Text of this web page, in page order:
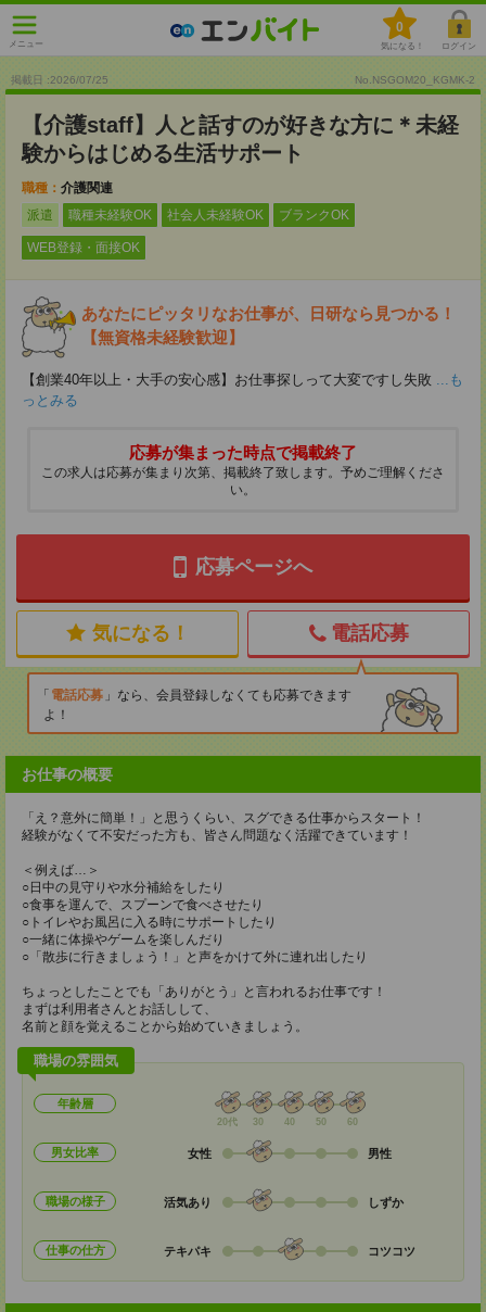
メニュー
0
気になる！ ログイン
掲載日 :2026/07/25 No.NSGOM20_KGMK-2
【介護staff】人と話すのが好きな方に＊未経
験からはじめる生活サポート
職種： 介護関連
派遣
職種未経験OK 社会人未経験OK ブランクOK
WEB登録・面接OK
あなたにピッタリなお仕事が、日研なら見つかる！
【無資格未経験歓迎】
【創業40年以上・大手の安心感】お仕事探しって大変ですし失敗 ...も
っとみる
応募が集まった時点で掲載終了
この求人は応募が集まり次第、掲載終了致します。予めご理解くださ
い。
応募ページへ
気になる！ 電話応募
電話応募
なら、会員登録しなくても応募できます
よ！
お仕事の概要
「え？意外に簡単！」と思うくらい、スグできる仕事からスタート！
経験がなくて不安だった方も、皆さん問題なく活躍できています！
＜例えば…＞
○日中の見守りや水分補給をしたり
○食事を運んで、スプーンで食べさせたり
○トイレやお風呂に入る時にサポートしたり
○一緒に体操やゲームを楽しんだり
○「散歩に行きましょう！」と声をかけて外に連れ出したり
ちょっとしたことでも「ありがとう」と言われるお仕事です！
まずは利用者さんとお話しして、
名前と顔を覚えることから始めていきましょう。
職場の雰囲気
年齢層
20代 30 40 50 60
男女比率 女性 男性
職場の様子 活気あり しずか
仕事の仕方 テキパキ コツコツ